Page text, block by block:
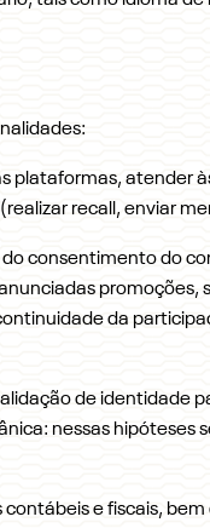
atender
recall, enviar
consentimento do
promoções,
da
de identidade
nessas hipóteses
e fiscais,